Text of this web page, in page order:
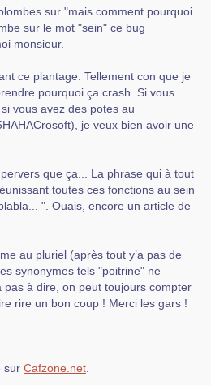
sur "mais comment pourquoi
sur le mot "sein" ce bug
monsieur.
ce plantage. Tellement con que je
pourquoi ça crash. Si vous
vous avez des potes au
je veux bien avoir une
que ça... La phrase qui à tout
toutes ces fonctions au sein
". Ouais, encore un article de
au pluriel (après tout y’a pas de
synonymes tels "poitrine" ne
pas à dire, on peut toujours compter
rire un bon coup ! Merci les gars !
sur Cafzone.net